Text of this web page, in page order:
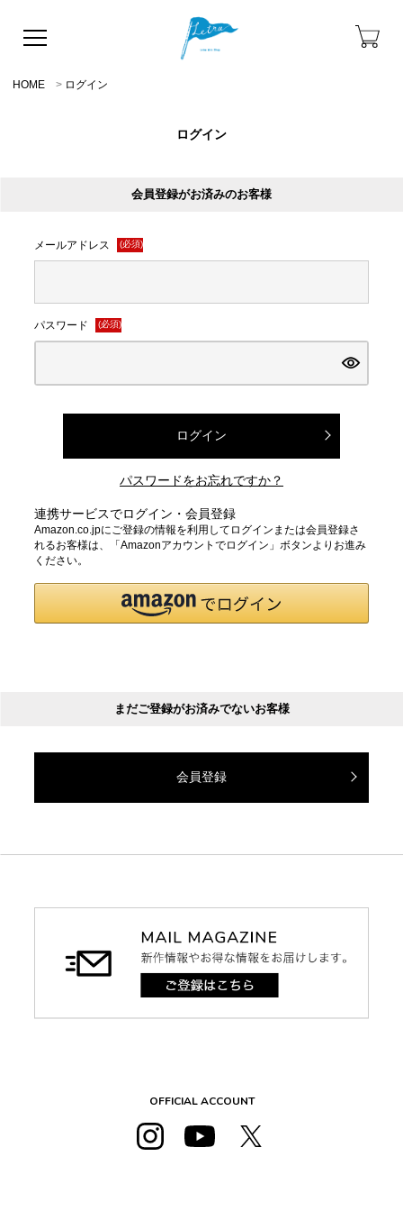
HOME ログイン
ログイン
会員登録がお済みのお客様
メールアドレス (必須)
パスワード (必須)
ログイン
パスワードをお忘れですか？
連携サービスでログイン・会員登録
Amazon.co.jpにご登録の情報を利用してログインまたは会員登録さ
れるお客様は、「Amazonアカウントでログイン」ボタンよりお進み
ください。
まだご登録がお済みでないお客様
会員登録
OFFICIAL ACCOUNT